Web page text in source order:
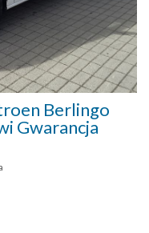
Berlingo
Gwarancja